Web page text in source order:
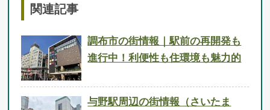
関連記事
調布市の街情報｜駅前の再開発も
進行中！利便性も住環境も魅力的
与野駅周辺の街情報（さいたま